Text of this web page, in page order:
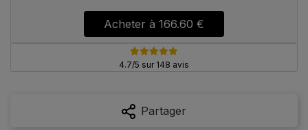
Acheter à 166.60 €
4.7/5 sur 148 avis
Partager